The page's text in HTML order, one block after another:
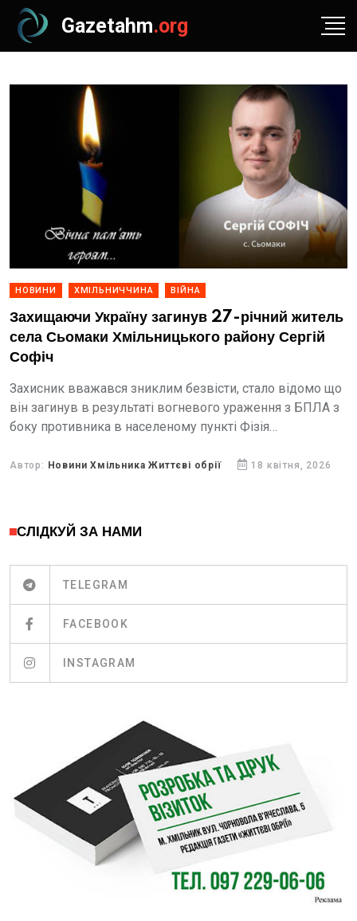
Gazetahm.org
НОВИНИ ХМІЛЬНИЧЧИНА ВІЙНА
Захищаючи Україну загинув 27-річний житель
села Сьомаки Хмільницького району Сергій
Софіч
Захисник вважався зниклим безвісти, стало відомо що
він загинув в результаті вогневого ураження з БПЛА з
боку противника в населеному пункті Фізія
Автор: Новини Хмільника Життєві обрії 18 квітня, 2026
СЛІДКУЙ ЗА НАМИ
TELEGRAM
FACEBOOK
INSTAGRAM